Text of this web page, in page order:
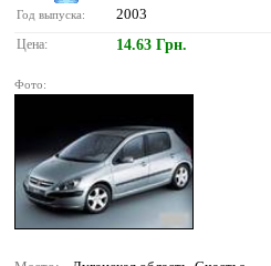
Год выпуска: 2003
Цена: 14.63 Грн.
Фото: